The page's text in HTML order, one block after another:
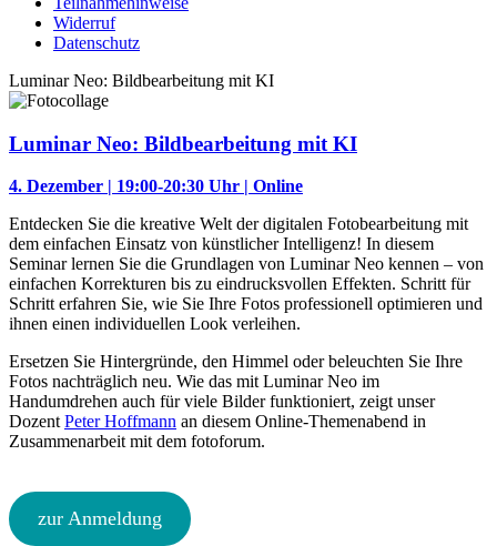
Widerruf
Datenschutz
Luminar Neo: Bildbearbeitung mit KI
Luminar Neo: Bildbearbeitung mit KI
4. Dezember | 19:00-20:30 Uhr | Online
Entdecken Sie die kreative Welt der digitalen Fotobearbeitung mit
dem einfachen Einsatz von künstlicher Intelligenz! In diesem
Seminar lernen Sie die Grundlagen von Luminar Neo kennen – von
einfachen Korrekturen bis zu eindrucksvollen Effekten. Schritt für
Schritt erfahren Sie, wie Sie Ihre Fotos professionell optimieren und
ihnen einen individuellen Look verleihen.
Ersetzen Sie Hintergründe, den Himmel oder beleuchten Sie Ihre
Fotos nachträglich neu. Wie das mit Luminar Neo im
Handumdrehen auch für viele Bilder funktioniert, zeigt unser
DozentPeter Hoffmann an diesem Online-Themenabend in
Zusammenarbeit mit dem fotoforum.
zur Anmeldung